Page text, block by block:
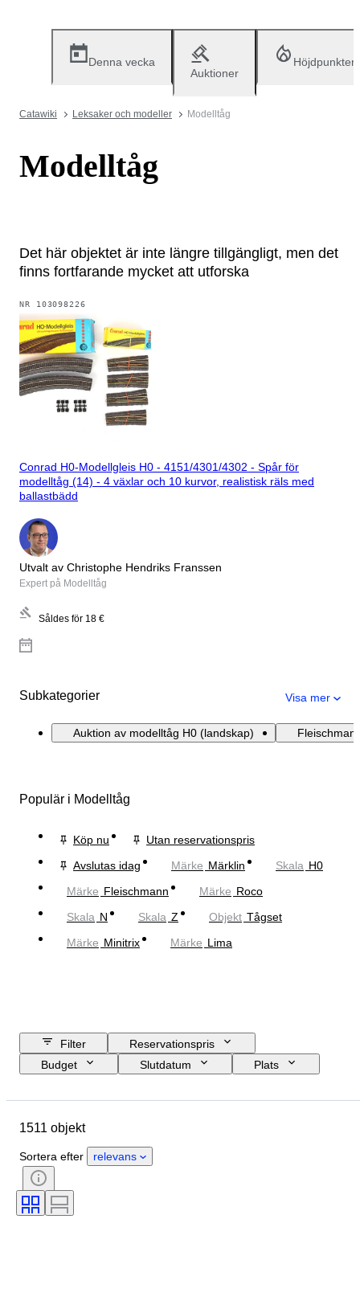
Denna vecka
Auktioner
Höjdpunkter
Catawiki Leksaker och modeller Modelltåg
Modelltåg
Det här objektet är inte längre tillgängligt, men det
finns fortfarande mycket att utforska
NR 103098226
Conrad H0-Modellgleis H0 - 4151/4301/4302 - Spår för
modelltåg (14) - 4 växlar och 10 kurvor, realistisk räls med
ballastbädd
Utvalt av Christophe Hendriks Franssen
Expert på Modelltåg
Såldes för 18 €
Subkategorier Visa mer
Auktion av modelltåg H0 (landskap)
Populär i Modelltåg
Köp nu
Utan reservationspris
Avslutas idag
Märke Märklin Skala H0
Märke Fleischmann Märke Roco
Skala N Skala Z Objekt Tågset
Märke Minitrix Märke Lima
Filter
Reservationspris
Budget
Slutdatum
Plats
Skick
Stil
Skala
Kontroll
Strömtillförsel
Era
1511 objekt
Sortera efter relevans